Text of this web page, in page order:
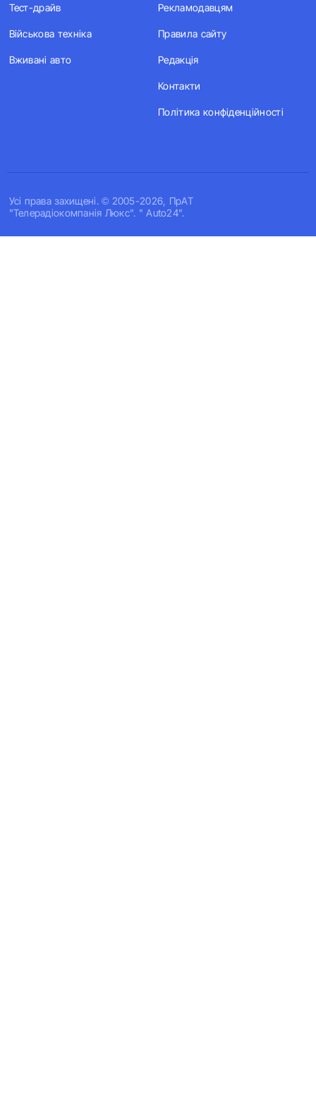
Усi права захищенi. © 2005-2026, ПрАТ
"Телерадіокомпанія Люкс". " Auto24".
Тест-драйв
Військова техніка
Вживані авто
Рекламодавцям
Правила сайту
Редакція
Контакти
Політика конфіденційності